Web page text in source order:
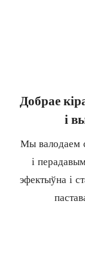
Добрае
і
Мы валодаем
і
эфектыўна і